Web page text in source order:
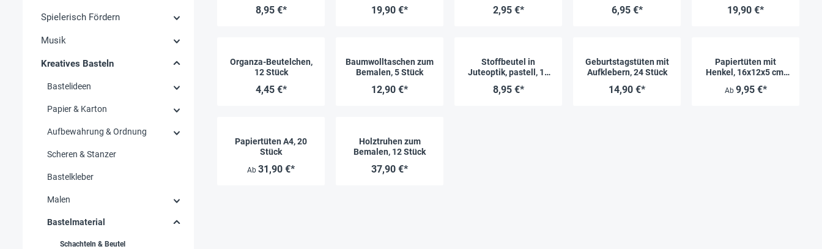
Spielerisch Fördern
Musik
Kreatives Basteln
Bastelideen
Papier & Karton
Aufbewahrung & Ordnung
Scheren & Stanzer
Bastelkleber
Malen
Bastelmaterial
Schachteln & Beutel
8,95 €* 19,90 €* 2,95 €* 6,95 €* 19,90 €*
Organza-Beutelchen,
12 Stück
4,45 €*
Baumwolltaschen zum
Bemalen, 5 Stück
12,90 €*
Stoffbeutel in
Juteoptik, pastell, 10
8,95 €*
Geburtstagstüten mit
Aufklebern, 24 Stück
14,90 €*
Papiertüten mit
Henkel, 16x12x5 cm,
Ab 9,95 €*
Papiertüten A4, 20
Stück
Ab 31,90 €*
Holztruhen zum
Bemalen, 12 Stück
37,90 €*